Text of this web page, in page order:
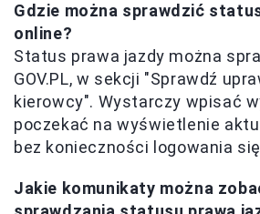
Gdzie można sprawdzić
online?
Status prawa jazdy można
GOV.PL, w sekcji "Sprawdź
kierowcy". Wystarczy wpisać
poczekać na wyświetlenie
bez konieczności logowania
Jakie komunikaty można